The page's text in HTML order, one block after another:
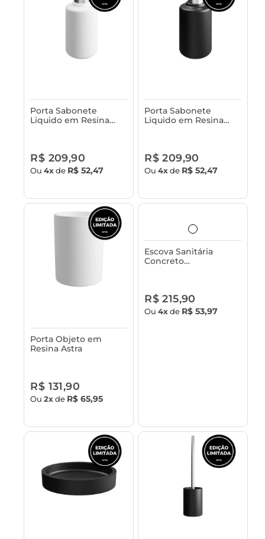
Porta Sabonete
Liquido em Resina
R$ 209,90
Ou4xde R$ 52,47
Porta Sabonete
Liquido em Resina
R$ 209,90
Ou4xde R$ 52,47
Porta Objeto em
Resina Astra
R$ 131,90
Ou2xde R$ 65,95
Escova Sanitária
Concreto
Acabamento em
R$ 215,90
Ou4xde R$ 53,97